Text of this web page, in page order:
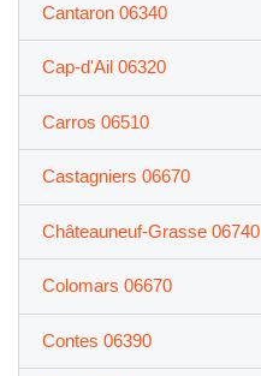
Cantaron 06340
Cap-d'Ail 06320
Carros 06510
Castagniers 06670
Châteauneuf-Grasse 06740
Colomars 06670
Contes 06390